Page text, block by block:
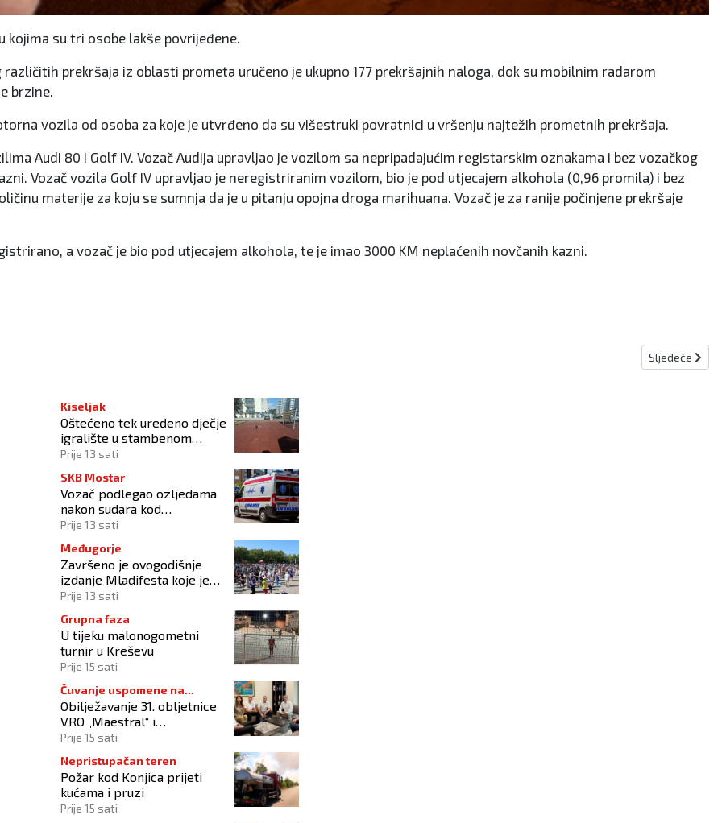
su tri osobe lakše povrijeđene.
prekršaja iz oblasti prometa uručeno je ukupno 177 prekršajnih naloga, dok su mobilnim radarom
brzine.
vozila od osoba za koje je utvrđeno da su višestruki povratnici u vršenju najtežih prometnih prekršaja.
Audi 80 i Golf IV. Vozač Audija upravljao je vozilom sa nepripadajućim registarskim oznakama i bez vozačkog
Vozač vozila Golf IV upravljao je neregistriranim vozilom, bio je pod utjecajem alkohola (0,96 promila) i bez
materije za koju se sumnja da je u pitanju opojna droga marihuana. Vozač je za ranije počinjene prekršaje
a vozač je bio pod utjecajem alkohola, te je imao 3000 KM neplaćenih novčanih kazni.
Sljedeći
Sljedeće
Kiseljak
Oštećeno tek uređeno dječje
igralište u stambenom
naselju
Prije 13 sati
SKB Mostar
Vozač podlegao ozljedama
nakon sudara kod
Tomislavgrada
Prije 13 sati
Međugorje
Završeno je ovogodišnje
izdanje Mladifesta koje je
okupilo mlade iz 73 zemlje
Prije 13 sati
Grupna faza
U tijeku malonogometni
turnir u Kreševu
Prije 15 sati
Čuvanje uspomene na
branitelje
Obilježavanje 31. obljetnice
VRO „Maestral“ i
oslobođenja Jajca uz
Prije 15 sati
Nepristupačan teren
Požar kod Konjica prijeti
kućama i pruzi
Prije 15 sati